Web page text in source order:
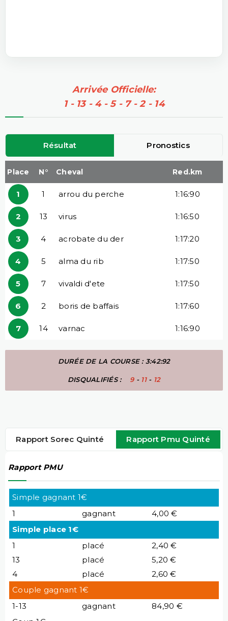
Arrivée Officielle:
1 - 13 - 4 - 5 - 7 - 2 - 14
Résultat Pronostics
Place N° Cheval Red.km
1 1 arrou du perche 1:16:90
2 13 virus 1:16:50
3 4 acrobate du der 1:17:20
4 5 alma du rib 1:17:50
5 7 vivaldi d'ete 1:17:50
6 2 boris de baffais 1:17:60
7 14 varnac 1:16:90
DURÉE DE LA COURSE : 3:42:92
DISQUALIFIÉS : 9- 11- 12
Rapport Sorec Quinté Rapport Pmu Quinté
Rapport PMU
Simple gagnant 1€
1
gagnant
4,00 €
Simple place 1€
1
placé
2,40 €
13
placé
5,20 €
4
placé
2,60 €
Couple gagnant 1€
1-13
gagnant
84,90 €